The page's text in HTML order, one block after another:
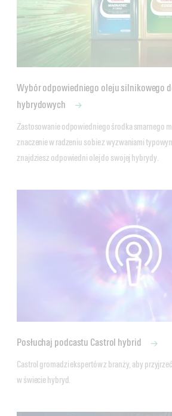
Wybór odpowiedniego oleju silnikowego
hybrydowych
Zastosowanie odpowiedniego środka smarnego
znaczenie w radzeniu sobie z wyzwaniami
znajdziesz odpowiedni olej do swojej hybrydy.
Posłuchaj podcastu Castrol hybrid
Castrol gromadzi ekspertów z branży, aby
w świecie hybryd.